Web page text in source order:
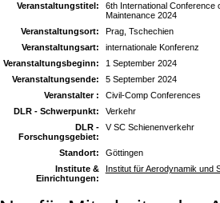
Veranstaltungstitel:
6th International Conference
Maintenance 2024
Veranstaltungsort:
Prag, Tschechien
Veranstaltungsart:
internationale Konferenz
Veranstaltungsbeginn:
1 September 2024
Veranstaltungsende:
5 September 2024
Veranstalter :
Civil-Comp Conferences
DLR - Schwerpunkt:
Verkehr
DLR -
Forschungsgebiet:
V SC Schienenverkehr
Standort:
Göttingen
Institute &
Einrichtungen:
Institut für Aerodynamik und